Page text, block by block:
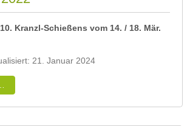
10. Kranzl-Schießens vom 14. / 18. Mär.
21. Januar 2024